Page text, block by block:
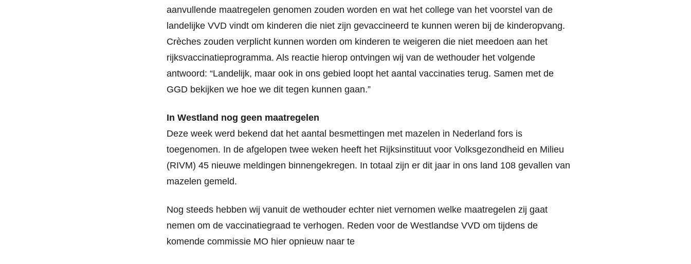
aanvullende maatregelen genomen zouden worden en wat het college van het voorstel van de
landelijke VVD vindt om kinderen die niet zijn gevaccineerd te kunnen weren bij de kinderopvang.
Crèches zouden verplicht kunnen worden om kinderen te weigeren die niet meedoen aan het
rijksvaccinatieprogramma. Als reactie hierop ontvingen wij van de wethouder het volgende
antwoord: “Landelijk, maar ook in ons gebied loopt het aantal vaccinaties terug. Samen met de
GGD bekijken we hoe we dit tegen kunnen gaan.”
In Westland nog geen maatregelen
Deze week werd bekend dat het aantal besmettingen met mazelen in Nederland fors is
toegenomen. In de afgelopen twee weken heeft het Rijksinstituut voor Volksgezondheid en Milieu
(RIVM) 45 nieuwe meldingen binnengekregen. In totaal zijn er dit jaar in ons land 108 gevallen van
mazelen gemeld.
Nog steeds hebben wij vanuit de wethouder echter niet vernomen welke maatregelen zij gaat
nemen om de vaccinatiegraad te verhogen. Reden voor de Westlandse VVD om tijdens de
komende commissie MO hier opnieuw naar te